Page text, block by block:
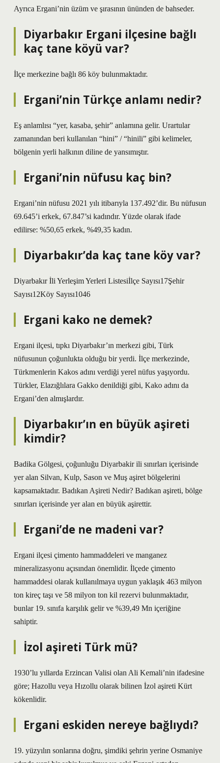
Ayrıca Ergani’nin üzüm ve şırasının ününden de bahseder.
Diyarbakır Ergani ilçesine bağlı
kaç tane köyü var?
İlçe merkezine bağlı 86 köy bulunmaktadır.
Ergani’nin Türkçe anlamı nedir?
Eş anlamlısı “yer, kasaba, şehir” anlamına gelir. Urartular
zamanından beri kullanılan “hini” / “hinili” gibi kelimeler,
bölgenin yerli halkının diline de yansımıştır.
Ergani’nin nüfusu kaç bin?
Ergani’nin nüfusu 2021 yılı itibarıyla 137.492’dir. Bu nüfusun
69.645’i erkek, 67.847’si kadındır. Yüzde olarak ifade
edilirse: %50,65 erkek, %49,35 kadın.
Diyarbakır’da kaç tane köy var?
Diyarbakır İli Yerleşim Yerleri Listesiİlçe Sayısı17Şehir
Sayısı12Köy Sayısı1046
Ergani kako ne demek?
Ergani ilçesi, tıpkı Diyarbakır’ın merkezi gibi, Türk
nüfusunun çoğunlukta olduğu bir yerdi. İlçe merkezinde,
Türkmenlerin Kakos adını verdiği yerel nüfus yaşıyordu.
Türkler, Elazığlılara Gakko denildiği gibi, Kako adını da
Ergani’den almışlardır.
Diyarbakır’ın en büyük aşireti
kimdir?
Badika Gölgesi, çoğunluğu Diyarbakir ili sınırları içerisinde
yer alan Silvan, Kulp, Sason ve Muş aşiret bölgelerini
kapsamaktadır. Badıkan Aşireti Nedir? Badıkan aşireti, bölge
sınırları içerisinde yer alan en büyük aşirettir.
Ergani’de ne madeni var?
Ergani ilçesi çimento hammaddeleri ve manganez
mineralizasyonu açısından önemlidir. İlçede çimento
hammaddesi olarak kullanılmaya uygun yaklaşık 463 milyon
ton kireç taşı ve 58 milyon ton kil rezervi bulunmaktadır,
bunlar 19. sınıfa karşılık gelir ve %39,49 Mn içeriğine
sahiptir.
İzol aşireti Türk mü?
1930’lu yıllarda Erzincan Valisi olan Ali Kemali’nin ifadesine
göre; Hazollu veya Hızollu olarak bilinen İzol aşireti Kürt
kökenlidir.
Ergani eskiden nereye bağlıydı?
19. yüzyılın sonlarına doğru, şimdiki şehrin yerine Osmaniye